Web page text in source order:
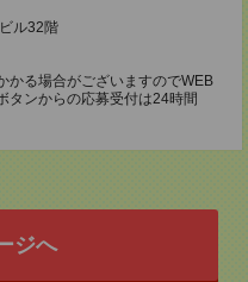
ル32階
かる場合がございますのでWEB
タンからの応募受付は24時間
ジへ